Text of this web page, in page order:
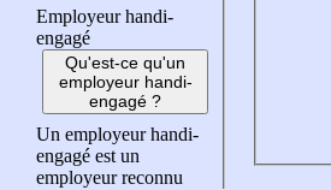
Employeur handi-
engagé
Qu'est-ce qu'un
employeur handi-
engagé ?
Un employeur handi-
engagé est un
employeur reconnu